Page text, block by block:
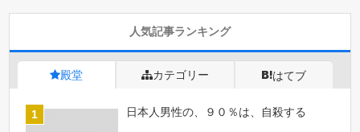
人気記事ランキング
殿堂 カテゴリー はてブ
日本人男性の、９０％は、自殺する